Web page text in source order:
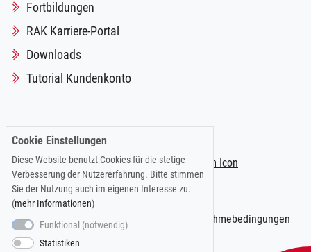
Fortbildungen
RAK Karriere-Portal
Downloads
Tutorial Kundenkonto
Impressum |Datenschutzerklärung Teilnahmebedingungen
Cookie Einstellungen
Diese Website benutzt Cookies für die stetige
Verbesserung der Nutzererfahrung. Bitte stimmen
Sie der Nutzung auch im eigenen Interesse zu.
(mehr Informationen)
Funktional (notwendig)
Statistiken